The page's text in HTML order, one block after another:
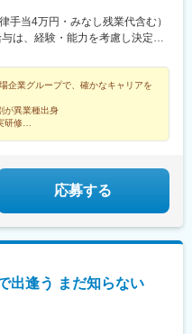
屋錦フロントタワー5F┗ 地下
り徒歩1分◎大阪支店大阪府大阪
岡市博多区博多駅前2-2-1 福岡
より徒歩2分★全拠点で転居費
手当4万円・みなし残業代含む）
は、経験・能力を考慮し決定。
える場合は超過分を追加で支
費用は全額会社負担 ※条件有
間中の給与について
（最大3ヶ月）は月給
～184,000円＋調整金※基本給が
更なし。※研修期間終了後は、月
当4万円・みなし残業代含む）＋
企業グループで、確かなキャリアを
が異業種出身
研修
残業月7時間程度
応募する
出逢う まだ知らない